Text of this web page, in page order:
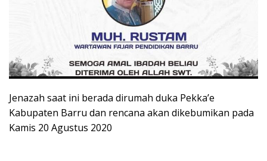
Jenazah saat ini berada dirumah duka Pekka’e
Kabupaten Barru dan rencana akan dikebumikan pada
Kamis 20 Agustus 2020